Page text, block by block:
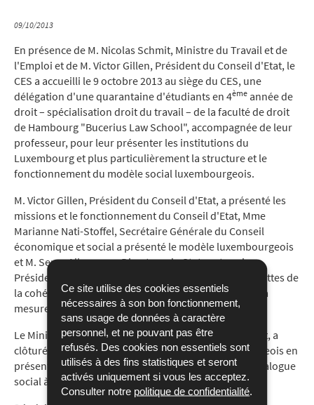
Ce site utilise des cookies essentiels
nécessaires à son bon fonctionnement,
sans usage de données à caractère
personnel, et ne pouvant pas être
refusés. Des cookies non essentiels sont
utilisés à des fins statistiques et seront
activés uniquement si vous les acceptez.
Consulter notre politique de confidentialité
09/10/2013
En présence de M. Nicolas Schmit, Ministre du Travail et de
l'Emploi et de M. Victor Gillen, Président du Conseil d'Etat, le
CES a accueilli le 9 octobre 2013 au siège du CES, une
délégation d'une quarantaine d'étudiants en 4ème année de
droit – spécialisation droit du travail – de la faculté de droit
de Hambourg "Bucerius Law School", accompagnée de leur
professeur, pour leur présenter les institutions du
Luxembourg et plus particulièrement la structure et le
fonctionnement du modèle social luxembourgeois.
M. Victor Gillen, Président du Conseil d'Etat, a présenté les
missions et le fonctionnement du Conseil d'Etat, Mme
Marianne Nati-Stoffel, Secrétaire Générale du Conseil
économique et social a présenté le modèle luxembourgeois
et M. Serge Allegrezza, Directeur du Statec et ancien
Président du CES, a mis en lumière les différentes facettes de
la cohésion sociale et la façon dont il est possible de la
mesurer.
Le Ministre du Travail et de l'Emploi, M. Nicolas Schmit, a
clôturé ce séminaire sur le modèle social luxembourgeois en
présentant plus particulièrement l'organisation du dialogue
social à l'intérieur des entreprises.